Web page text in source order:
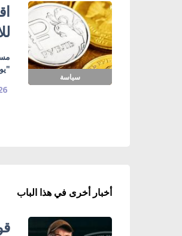
سياسة
أخبار أخرى في هذا الباب